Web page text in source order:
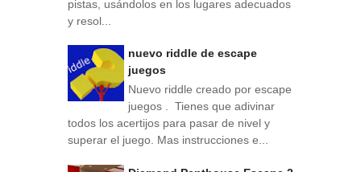
pistas, usándolos en los lugares adecuados
y resol...
nuevo riddle de escape
juegos
Nuevo riddle creado por escape
juegos . Tienes que adivinar
todos los acertijos para pasar de nivel y
superar el juego. Mas instrucciones e...